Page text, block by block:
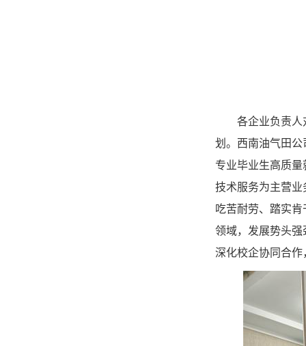
各企业负责人
划。西南油气田
专业毕业生高质
技术服务为主营
吃苦耐劳、踏实
领域，发展势头
深化校企协同合